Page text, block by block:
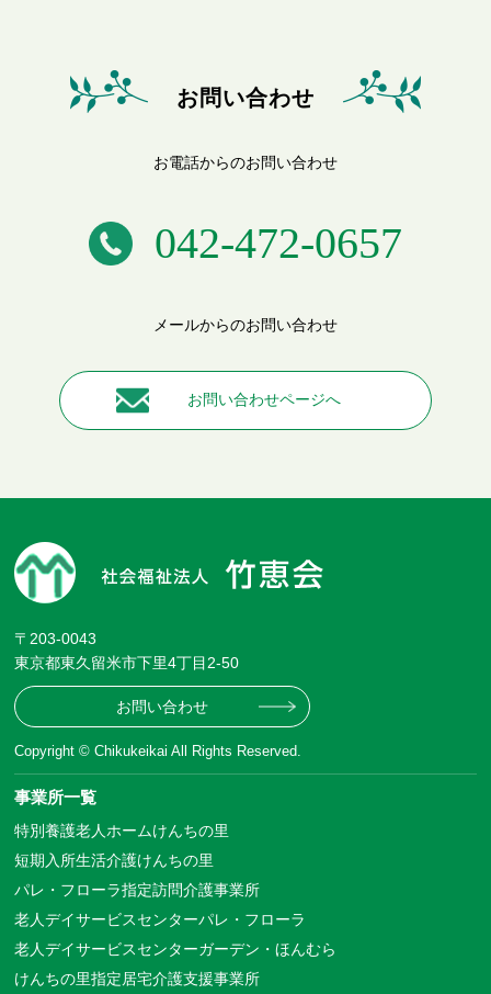
お問い合わせ
お電話からのお問い合わせ
042-472-0657
メールからのお問い合わせ
お問い合わせページへ
〒203-0043
東京都東久留米市下里4丁目2-50
お問い合わせ
Copyright © Chikukeikai All Rights Reserved.
事業所一覧
特別養護老人ホームけんちの里
短期入所生活介護けんちの里
パレ・フローラ指定訪問介護事業所
老人デイサービスセンターパレ・フローラ
老人デイサービスセンターガーデン・ほんむら
けんちの里指定居宅介護支援事業所